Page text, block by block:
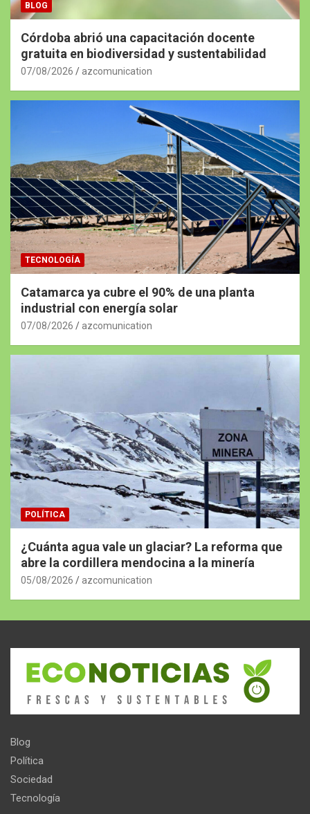
BLOG
Córdoba abrió una capacitación docente
gratuita en biodiversidad y sustentabilidad
07/08/2026 azcomunication
TECNOLOGÍA
Catamarca ya cubre el 90% de una planta
industrial con energía solar
07/08/2026 azcomunication
POLÍTICA
¿Cuánta agua vale un glaciar? La reforma que
abre la cordillera mendocina a la minería
05/08/2026 azcomunication
Blog
Política
Sociedad
Tecnología